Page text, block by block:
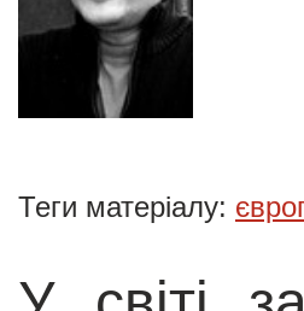
Теги матеріалу: